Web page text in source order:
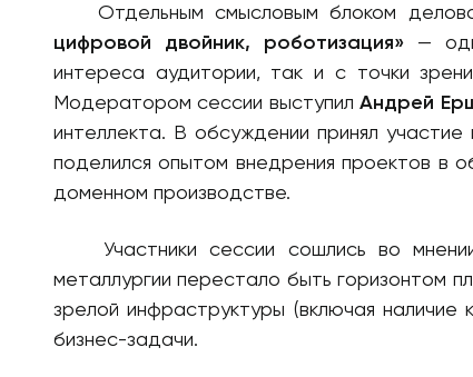
Отдельным смысловым блоком
цифровой двойник, роботизация» —
интереса аудитории, так и с точки
Модератором сессии выступилАндрей
интеллекта. В обсуждении принял участие
поделился опытом внедрения проектов в
доменном производстве.
Участники сессии сошлись во
металлургии перестало быть горизонтом
зрелой инфраструктуры (включая наличие
бизнес-задачи.